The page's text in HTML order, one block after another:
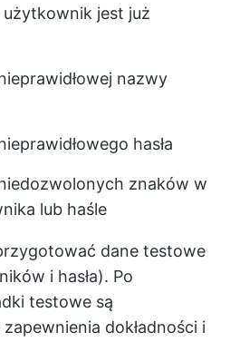
użytkownik jest już
nazwy
hasła
znaków w
lub haśle
dane testowe
i hasła). Po
testowe są
dokładności i